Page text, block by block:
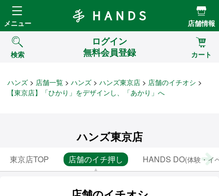
Hands ハンズ
メニュー 店舗情報
検索
ログイン
無料会員登録
カート
ハンズ 店舗一覧 ハンズ ハンズ東京店
店舗のイチオシ
【東京店】「ひかり」をデザインし、「あかり」へ
ハンズ東京店
東京店TOP 店舗のイチ押し HANDS DO(体験・イ